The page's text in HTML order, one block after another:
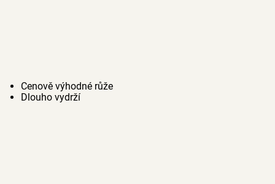
Cenově výhodné růže
Dlouho vydrží